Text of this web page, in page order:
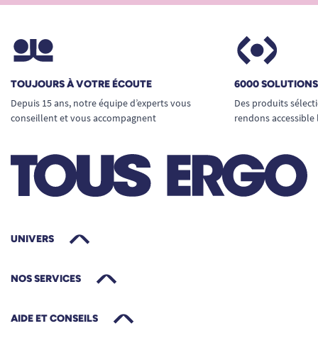
TOUJOURS À VOTRE ÉCOUTE
Depuis 15 ans, notre équipe d’experts vous
conseillent et vous accompagnent
6000
Des produits
rendons
UNIVERS
NOS SERVICES
AIDE ET CONSEILS